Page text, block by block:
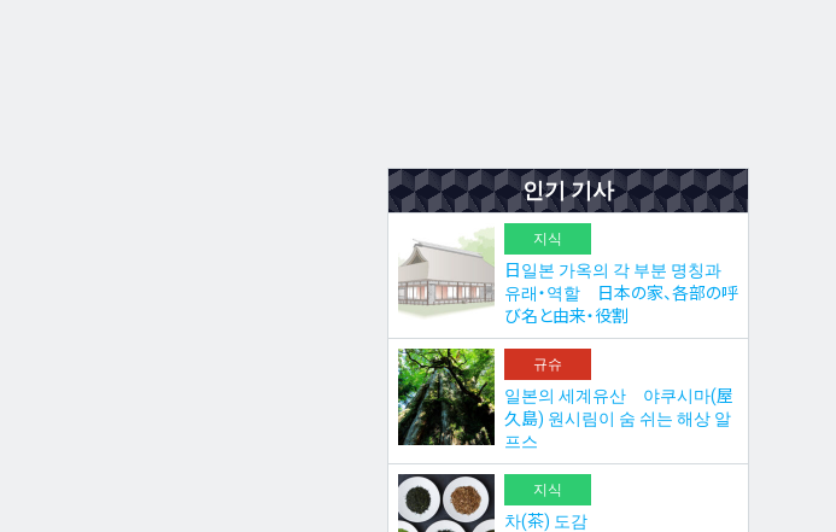
인기 기사
지식
日일본 가옥의 각 부분 명칭과
유래・역할 日本の家、各部の呼
び名と由来・役割
규슈
일본의 세계유산 야쿠시마(屋
久島) 원시림이 숨 쉬는 해상 알
프스
지식
차(茶) 도감